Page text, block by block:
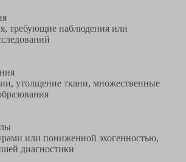
требующие наблюдения или
утолщение ткани, множественные
или пониженной эхогенностью,
диагностики